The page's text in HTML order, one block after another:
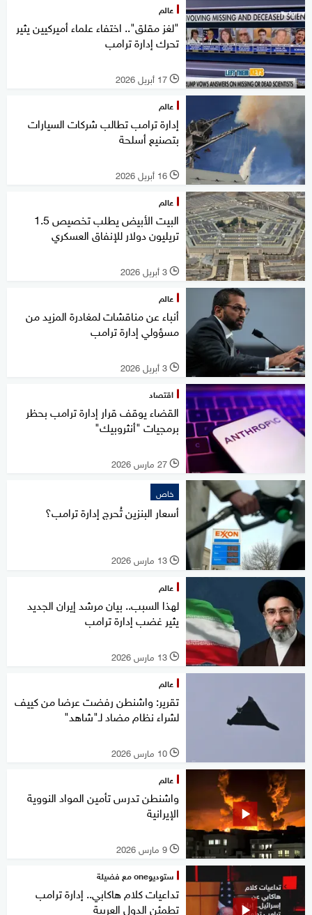
عالم
"لغز مقلق".. اختفاء علماء أميركيين يثير
تحرك إدارة ترامب
l 17 أبريل 2026
عالم
إدارة ترامب تطالب شركات السيارات
بتصنيع أسلحة
l 16 أبريل 2026
عالم
البيت الأبيض يطلب تخصيص 1.5
تريليون دولار للإنفاق العسكري
l 3 أبريل 2026
عالم
أنباء عن مناقشات لمغادرة المزيد من
مسؤولي إدارة ترامب
l 3 أبريل 2026
اقتصاد
القضاء يوقف قرار إدارة ترامب بحظر
برمجيات "أنثروبيك"
l 27 مارس 2026
خاص
أسعار البنزين تُحرج إدارة ترامب؟
l 13 مارس 2026
عالم
لهذا السبب.. بيان مرشد إيران الجديد
يثير غضب إدارة ترامب
l 13 مارس 2026
عالم
تقرير: واشنطن رفضت عرضا من كييف
لشراء نظام مضاد لـ"شاهد"
l 10 مارس 2026
عالم
واشنطن تدرس تأمين المواد النووية
الإيرانية
l 9 مارس 2026
ستوديوone مع فضيلة
تداعيات كلام هاكابي.. إدارة ترامب
تطمئن الدول العربية